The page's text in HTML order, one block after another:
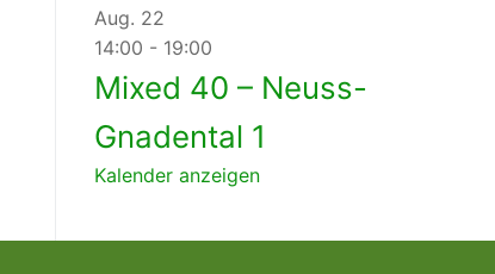
Aug. 22
14:00 - 19:00
Mixed 40 – Neuss-
Gnadental 1
Kalender anzeigen